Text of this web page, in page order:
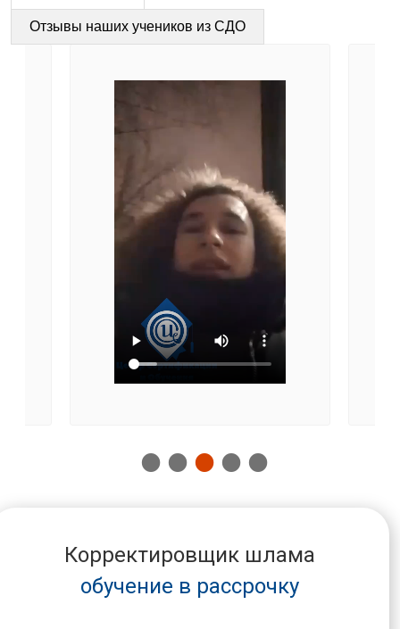
Отзывы наших учеников из СДО
Корректировщик шлама
обучение в рассрочку